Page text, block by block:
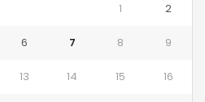
1 2
6 7 8 9
13 14 15 16